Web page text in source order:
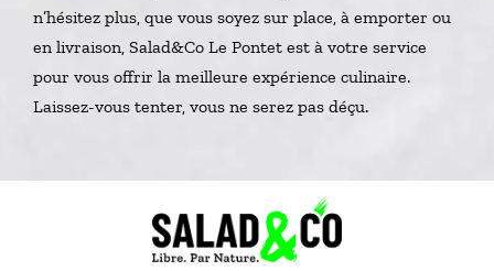
n’hésitez plus, que vous soyez sur place, à emporter ou
en livraison, Salad&Co Le Pontet est à votre service
pour vous offrir la meilleure expérience culinaire.
Laissez-vous tenter, vous ne serez pas déçu.